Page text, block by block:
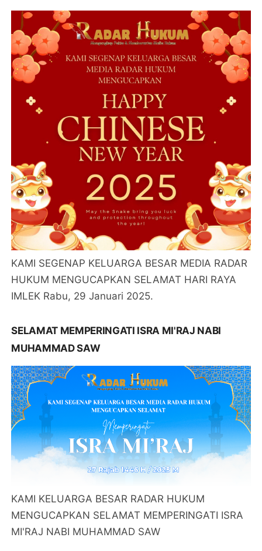
KAMI SEGENAP KELUARGA BESAR MEDIA RADAR
HUKUM MENGUCAPKAN SELAMAT HARI RAYA
IMLEK Rabu, 29 Januari 2025.
SELAMAT MEMPERINGATI ISRA MI'RAJ NABI
MUHAMMAD SAW
KAMI KELUARGA BESAR RADAR HUKUM
MENGUCAPKAN SELAMAT MEMPERINGATI ISRA
MI'RAJ NABI MUHAMMAD SAW